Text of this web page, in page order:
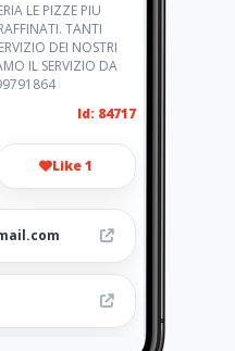
LE PIZZE PIU
TANTI
DEI NOSTRI
IL SERVIZIO DA
Id: 84717
Like 1